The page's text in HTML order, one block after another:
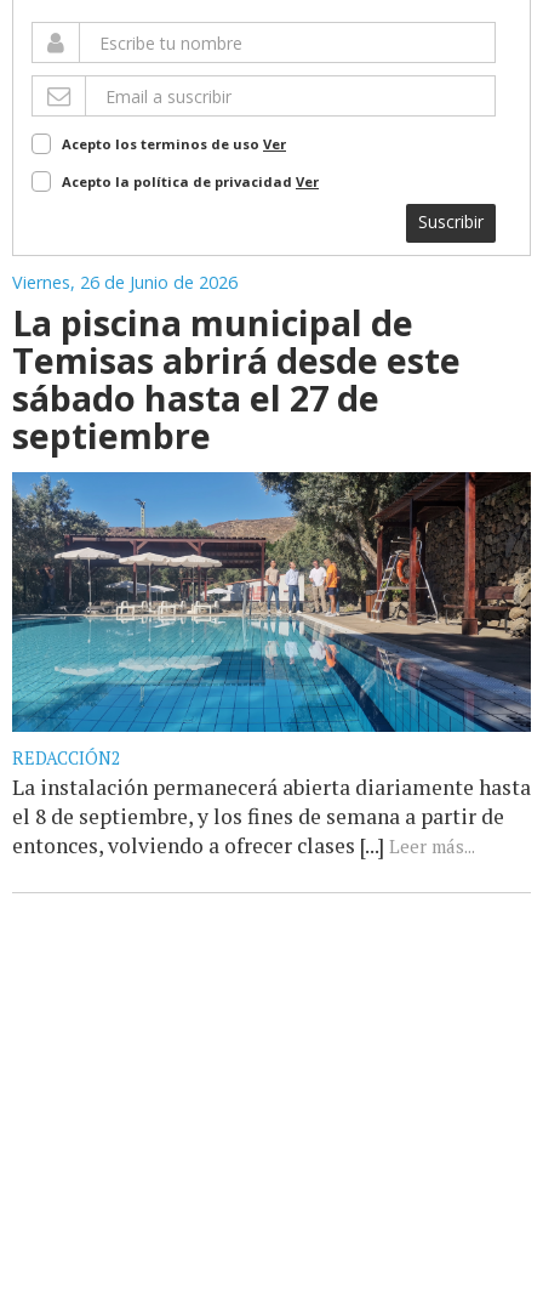
Acepto los terminos de uso Ver
Acepto la política de privacidad Ver
Suscribir
Viernes, 26 de Junio de 2026
La piscina municipal de
Temisas abrirá desde este
sábado hasta el 27 de
septiembre
REDACCIÓN2
La instalación permanecerá abierta diariamente hasta
el 8 de septiembre, y los fines de semana a partir de
entonces, volviendo a ofrecer clases [...] Leer más...